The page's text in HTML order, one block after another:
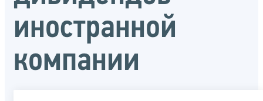
иностранной
компании